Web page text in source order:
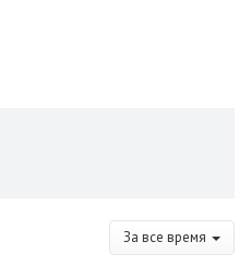
За все время